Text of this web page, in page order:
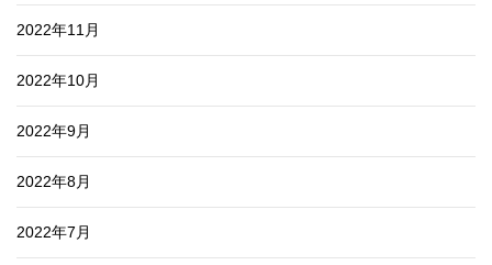
2022年11月
2022年10月
2022年9月
2022年8月
2022年7月